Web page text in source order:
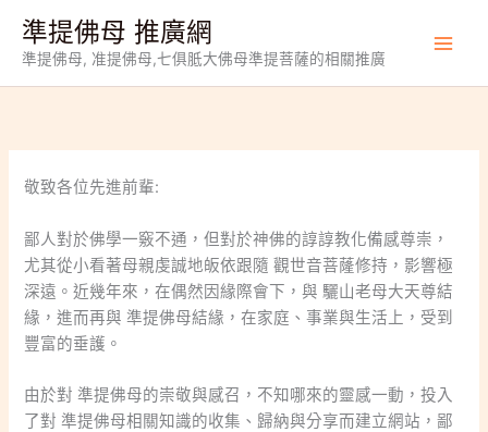
要
準提佛母 推廣網
準提佛母, 准提佛母,七俱胝大佛母準提菩薩的相關推廣
敬致各位先進前輩:
鄙人對於佛學一竅不通，但對於神佛的諄諄教化備感尊崇，
尤其從小看著母親虔誠地皈依跟隨 觀世音菩蕯修持，影響極
深遠。近幾年來，在偶然因緣際會下，與 驪山老母大天尊結
緣，進而再與 準提佛母結緣，在家庭、事業與生活上，受到
豐富的垂護。
由於對 準提佛母的崇敬與感召，不知哪來的靈感一動，投入
了對 準提佛母相關知識的收集、歸納與分享而建立網站，鄙